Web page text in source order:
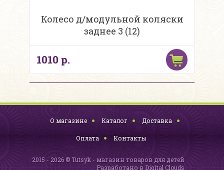
Колесо д/модульной коляски
заднее 3 (12)
1010 р.
О магазине Каталог Доставка
Оплата Контакты
2015 - 2026 © Tutsyk - магазин товаров для детей
Разработано в Digital Clouds